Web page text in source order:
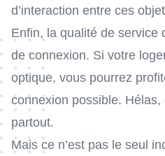
d’interaction entre ces
Enfin, la qualité de service
de connexion. Si votre
optique, vous pourrez
connexion possible. Hélas,
partout.
Mais ce n’est pas le seul